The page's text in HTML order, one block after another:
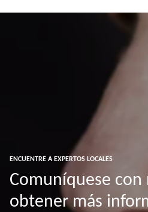
ENCUENTRE A EXPERTOS LOCALES
Comuníquese
obtener más